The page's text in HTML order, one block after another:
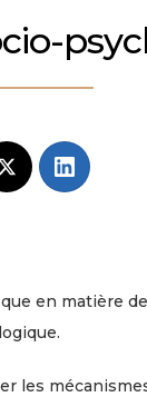
en matière
les